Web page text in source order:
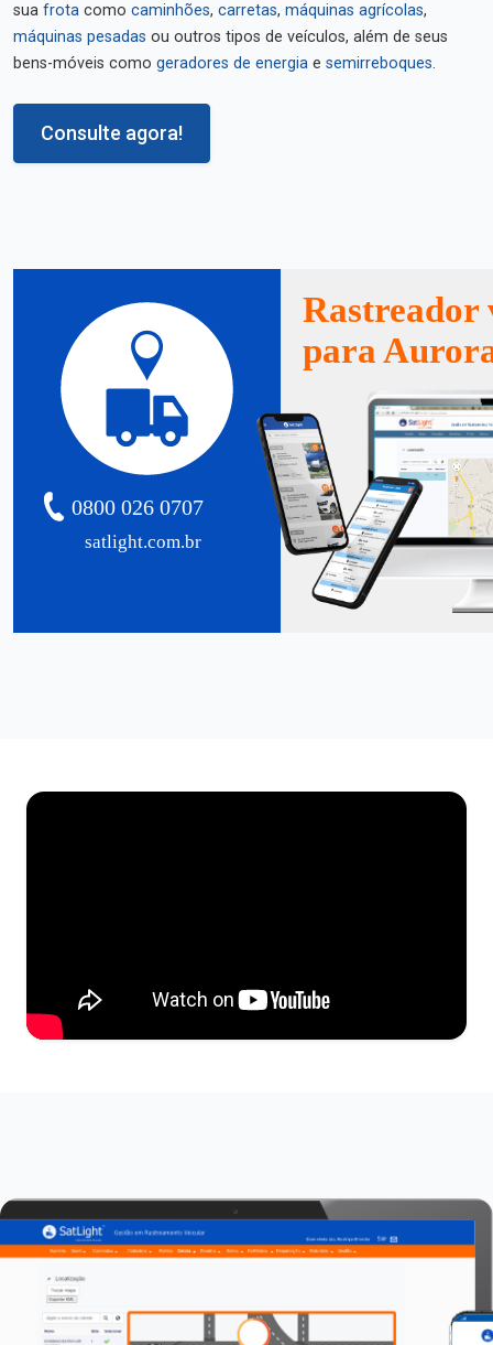
sua frota como caminhões, carretas, máquinas agrícolas,
máquinas pesadas ou outros tipos de veículos, além de seus
bens-móveis como geradores de energia e semirreboques.
Consulte agora!
satlight.com.br
0800 026 0707
Rastreador
para